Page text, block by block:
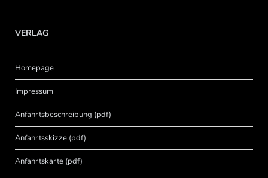
VERLAG
Homepage
Impressum
Anfahrtsbeschreibung (pdf)
Anfahrtsskizze (pdf)
Anfahrtskarte (pdf)